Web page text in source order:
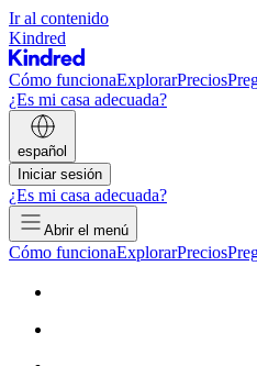
Ir al contenido
Kindred
Cómo funcionaExplorarPrecios
¿Es mi casa adecuada?
español
Iniciar sesión
¿Es mi casa adecuada?
Abrir el menú
Cómo funcionaExplorarPrecios